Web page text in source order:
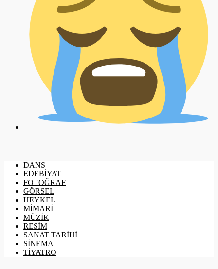
DANS
EDEBİYAT
FOTOĞRAF
GÖRSEL
HEYKEL
MİMARİ
MÜZİK
RESİM
SANAT TARİHİ
SİNEMA
TİYATRO